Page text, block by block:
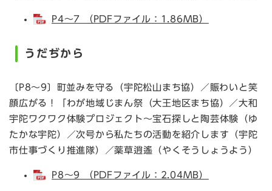
P4～7 （PDFファイル：1.86MB）
うだぢから
〔P8～9〕町並みを守る（宇陀松山まち協）／賑わいと笑
顔広がる！「わが地域じまん祭（大王地区まち協）／大和
宇陀ワクワク体験プロジェクト～宝石探しと陶芸体験（ゆ
たかな宇陀）／次号から私たちの活動を紹介します（宇陀
市仕事づくり推進隊）／薬草逍遙（やくそうしょうよう）
P8～9 （PDFファイル：2.04MB）